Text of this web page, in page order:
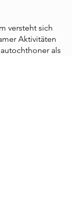
versteht sich
Aktivitäten
als